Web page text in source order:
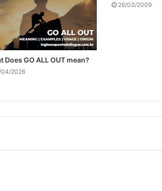
Does GO ALL OUT mean?
04/2026
26/03/2009